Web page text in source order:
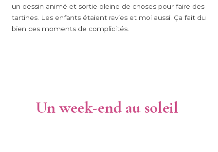
un dessin animé et sortie pleine de choses pour faire des
tartines. Les enfants étaient ravies et moi aussi. Ça fait du
bien ces moments de complicités.
Un week-end au soleil